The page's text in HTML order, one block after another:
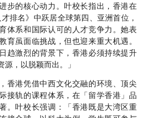
步的核心动力。叶校长指出，香港在
排名》中跃居全球第四、亚洲首位，
体系和国际认可的人才竞争力。她表
育虽面临挑战，但也迎来重大机遇。
趋激烈的背景下，香港必须持续提升
，以脱颖而出。」
香港凭借中西文化交融的环境、顶尖
接轨的课程体系，在「留学香港」品
。叶校长强调：「香港既是大湾区重